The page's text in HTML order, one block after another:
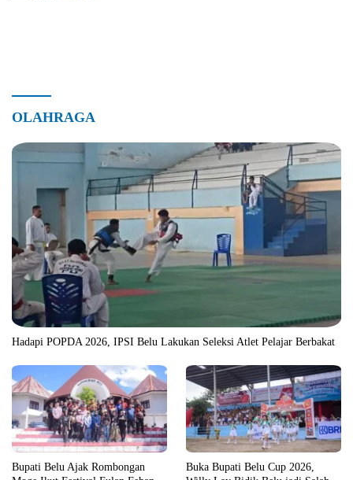
OLAHRAGA
Hadapi POPDA 2026, IPSI Belu Lakukan Seleksi Atlet Pelajar Berbakat
Bupati Belu Ajak Rombongan
Buka Bupati Belu Cup 2026,